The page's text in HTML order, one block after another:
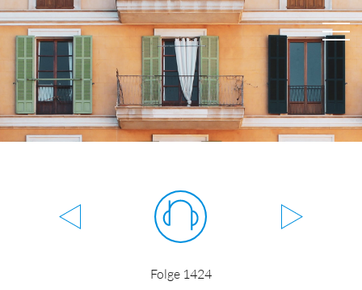
Folge 1424